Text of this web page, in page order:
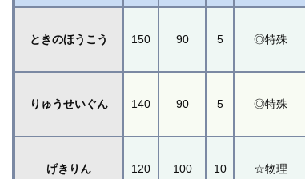
ときのほうこう 150 90 5 ◎特殊
りゅうせいぐん 140 90 5 ◎特殊
げきりん 120 100 10 ☆物理